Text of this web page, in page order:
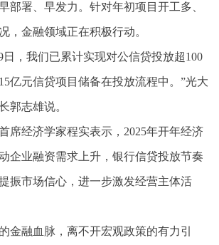
署、早发力。针对年初项目开工多、
，金融领域正在积极行动。
，我们已累计实现对公信贷投放超100
亿元信贷项目储备在投放流程中。”光大
郭志雄说。
经济学家程实表示，2025年开年经济
企业融资需求上升，银行信贷投放节奏
振市场信心，进一步激发经营主体活
融血脉，离不开宏观政策的有力引